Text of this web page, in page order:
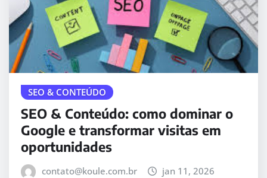
SEO & CONTEÚDO
SEO & Conteúdo: como dominar o
Google e transformar visitas em
oportunidades
contato@koule.com.br jan 11, 2026